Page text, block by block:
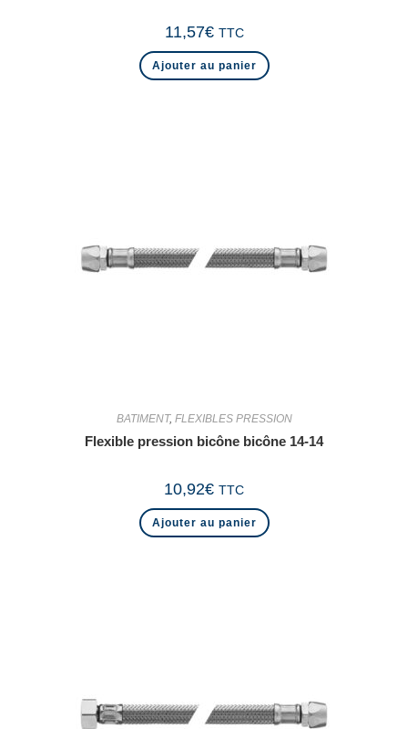
11,57€ TTC
Ajouter au panier
BATIMENT, FLEXIBLES PRESSION
Flexible pression bicône bicône 14-14
10,92€ TTC
Ajouter au panier